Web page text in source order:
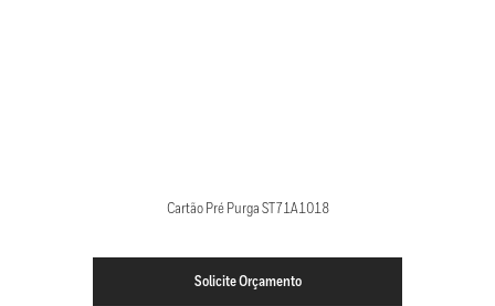
Cartão Pré Purga ST71A1018
Solicite Orçamento